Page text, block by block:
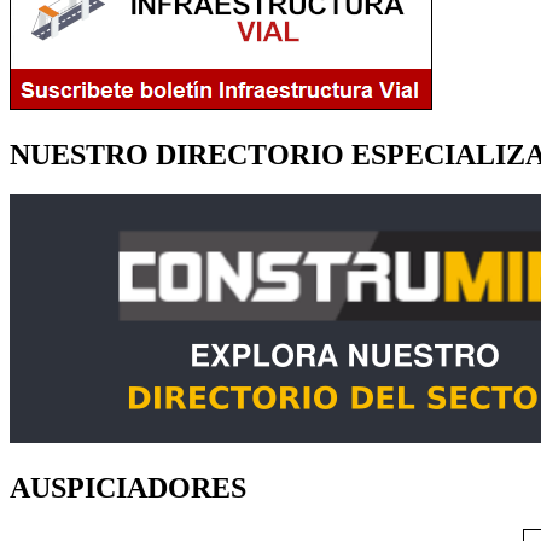
NUESTRO DIRECTORIO
AUSPICIADORES